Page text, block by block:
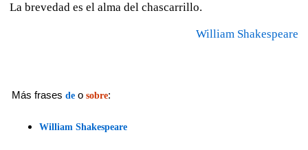
La brevedad es el alma del chascarrillo.
William Shakespeare
Más frases de o sobre:
William Shakespeare